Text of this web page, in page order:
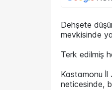
Dehşete
mevkisinde
Terk edilmiş
Kastamonu İl
neticesinde,